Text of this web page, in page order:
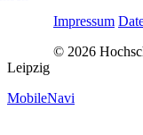
Impressum
© 2026
Leipzig
MobileNavi